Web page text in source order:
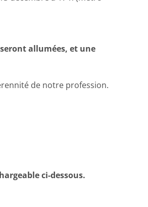
allumées, et une
de notre profession.
ci-dessous.